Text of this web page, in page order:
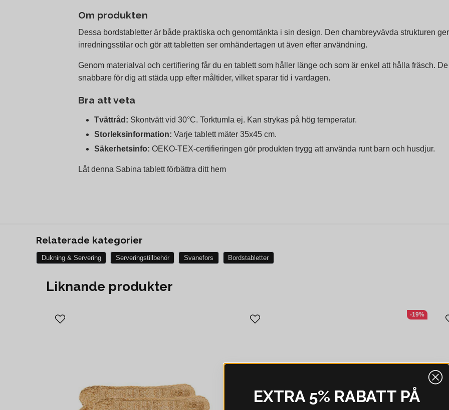
Om produkten
Dessa bordstabletter är både praktiska och genomtänkta i sin design. Den chambreyvävda strukturen
inredningsstilar och gör att tabletten ser omhändertagen ut även efter användning.
Genom materialval och certifiering får du en tablett som håller länge och som är enkel att hålla fräsch.
snabbare för dig att städa upp efter måltider, vilket sparar tid i vardagen.
Bra att veta
Tvättråd: Skontvätt vid 30°C. Torktumla ej. Kan strykas på hög temperatur.
Storleksinformation: Varje tablett mäter 35x45 cm.
Säkerhetsinfo: OEKO-TEX-certifieringen gör produkten trygg att använda runt barn och husdjur.
Låt denna Sabina tablett förbättra ditt hem
Relaterade kategorier
Dukning & Servering Serveringstillbehör Svanefors Bordstabletter
Liknande produkter
-19%
EXTRA 5% RABATT PÅ